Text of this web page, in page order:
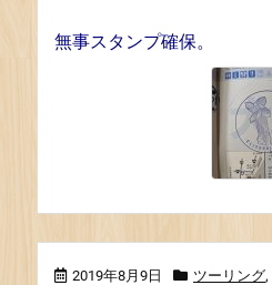
無事スタンプ確保。
2019年8月9日 ツーリング,